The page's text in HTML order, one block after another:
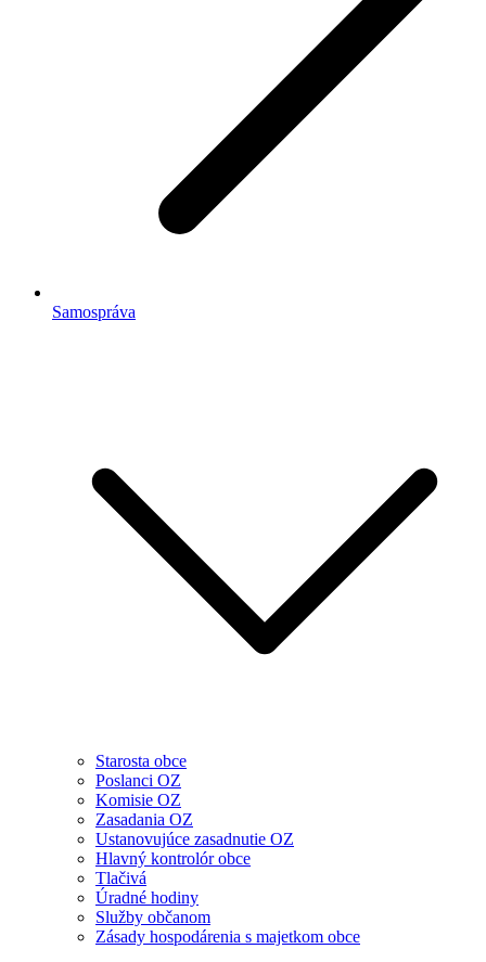
Samospráva
Starosta obce
Poslanci OZ
Komisie OZ
Zasadania OZ
Ustanovujúce zasadnutie OZ
Hlavný kontrolór obce
Tlačivá
Úradné hodiny
Služby občanom
Zásady hospodárenia s majetkom obce